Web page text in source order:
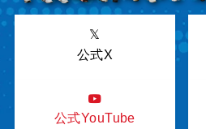
𝕏
公式X
公式YouTube